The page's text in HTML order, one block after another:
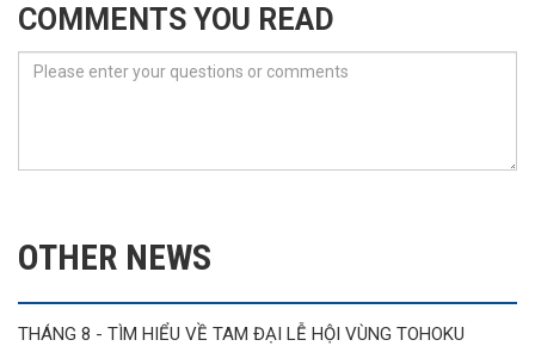
COMMENTS YOU READ
OTHER NEWS
THÁNG 8 - TÌM HIỂU VỀ TAM ĐẠI LỄ HỘI VÙNG TOHOKU